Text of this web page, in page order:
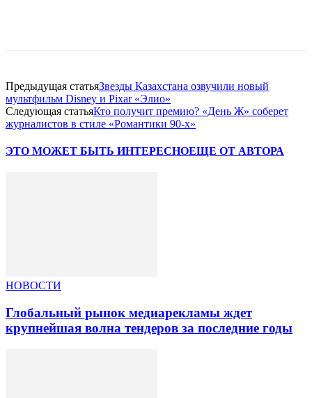
Предыдущая статьяЗвезды Казахстана озвучили новый
мультфильм Disney и Pixar «Элио»
Следующая статьяКто получит премию? «День Ж» соберет
журналистов в стиле «Романтики 90-х»
ЭТО МОЖЕТ БЫТЬ ИНТЕРЕСНОЕЩЕ ОТ АВТОРА
НОВОСТИ
Глобальный рынок медиарекламы ждет
крупнейшая волна тендеров за последние годы